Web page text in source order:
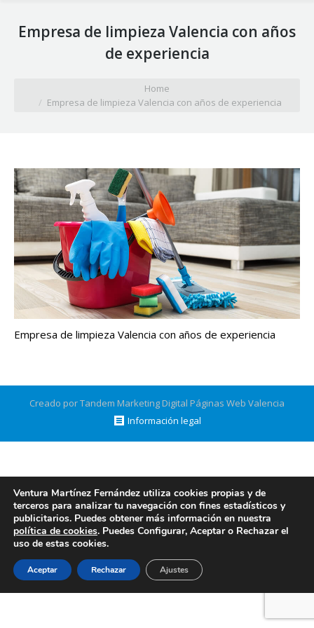
Empresa de limpieza Valencia con años
de experiencia
Home
Empresa de limpieza Valencia con años de experiencia
Empresa de limpieza Valencia con años de experiencia
Creado por Tandem Marketing Digital Páginas Web Valencia
Información legal
Ventura Martínez Fernández utiliza cookies propias y de
terceros para analizar tu navegación con fines estadísticos y
publicitarios. Puedes obtener más información en nuestra
política de cookies. Puedes Configurar, Aceptar o Rechazar el
uso de estas cookies.
Aceptar Rechazar Ajustes